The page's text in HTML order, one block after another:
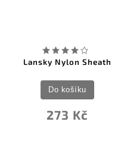
Lansky Nylon Sheath
273 Kč
Do košíku